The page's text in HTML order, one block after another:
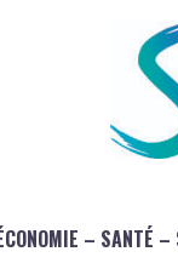
– SANTÉ –